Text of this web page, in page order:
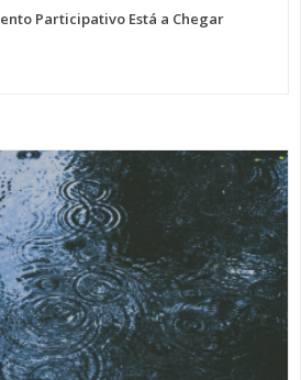
Participativo Está a Chegar